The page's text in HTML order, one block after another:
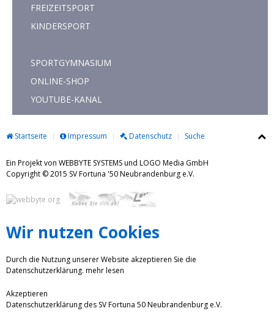
FREIZEITSPORT
KINDERSPORT
SPORTGYMNASIUM
ONLINE-SHOP
YOUTUBE-KANAL
Startseite Impressum Datenschutz Suche
Ein Projekt von WEBBYTE SYSTEMS und LOGO Media GmbH
Copyright © 2015 SV Fortuna '50 Neubrandenburg e.V.
Wir nutzen Cookies
Durch die Nutzung unserer Website akzeptieren Sie die
Datenschutzerklärung. mehr lesen
Akzeptieren
Datenschutzerklärung des SV Fortuna 50 Neubrandenburg e.V.